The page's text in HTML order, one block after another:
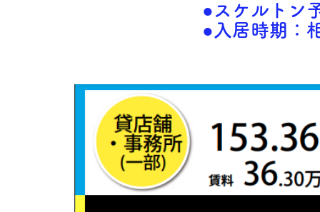
●スケルトン
●入居時期：